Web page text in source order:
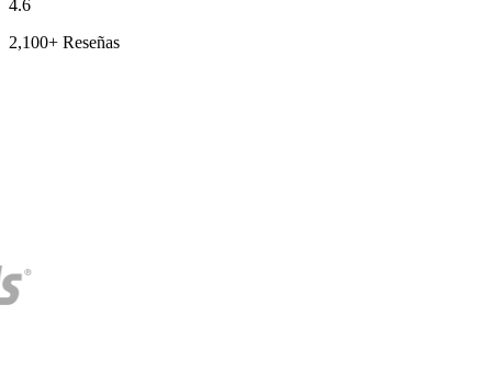
4.6
2,100+ Reseñas